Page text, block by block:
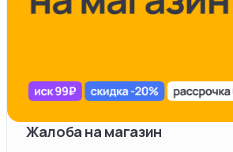
Жалоба на магазин